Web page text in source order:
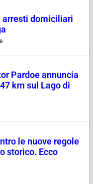
arresti domiciliari
Pardoe annuncia
km sul Lago di
le nuove regole
storico. Ecco